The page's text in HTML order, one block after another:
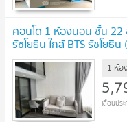
คอนโด 1 ห้องนอน ชั้น
รัชโยธิน ใกล้ BTS รัชโยธิ
1 ห้อ